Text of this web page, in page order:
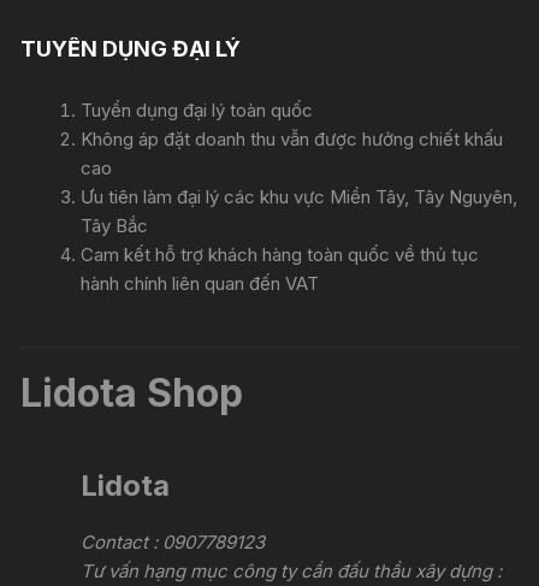
TUYỂN DỤNG ĐẠI LÝ
Tuyển dụng đại lý toàn quốc
Không áp đặt doanh thu vẫn được hưởng chiết khấu
cao
Ưu tiên làm đại lý các khu vực Miền Tây, Tây Nguyên,
Tây Bắc
Cam kết hỗ trợ khách hàng toàn quốc về thủ tục
hành chính liên quan đến VAT
Lidota Shop
Lidota
Contact : 0907789123
Tư vấn hạng mục công ty cần đấu thầu xây dựng :